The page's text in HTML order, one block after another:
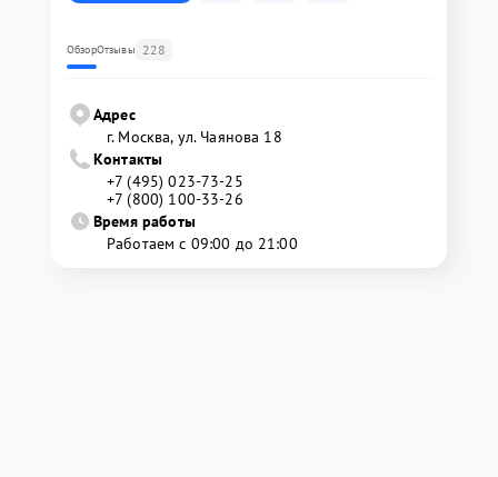
ОбзорОтзывы 228
Адрес
г. Москва, ул. Чаянова 18
Контакты
+7 (495) 023-73-25
+7 (800) 100-33-26
Время работы
Работаем с 09:00 до 21:00